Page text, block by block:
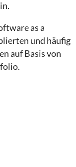
as a
und häufig
auf Basis von